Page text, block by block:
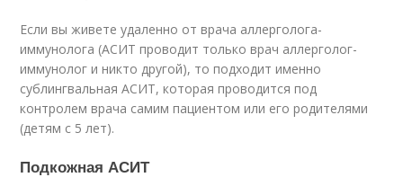
Если вы живете удаленно от врача аллерголога-
иммунолога (АСИТ проводит только врач аллерголог-
иммунолог и никто другой), то подходит именно
сублингвальная АСИТ, которая проводится под
контролем врача самим пациентом или его родителями
(детям с 5 лет).
Подкожная АСИТ